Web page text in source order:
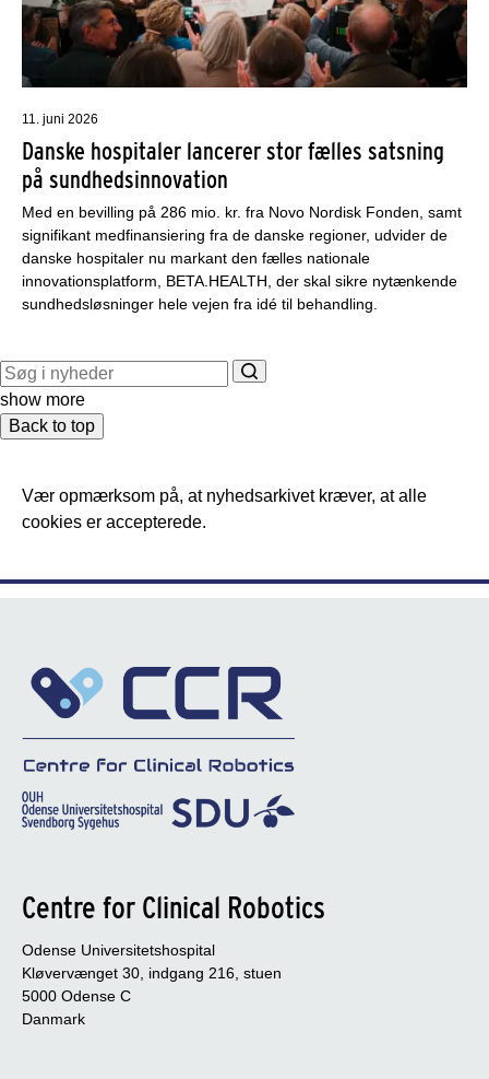
11. juni 2026
Danske hospitaler lancerer stor fælles satsning
på sundhedsinnovation
Med en bevilling på 286 mio. kr. fra Novo Nordisk Fonden, samt
signifikant medfinansiering fra de danske regioner, udvider de
danske hospitaler nu markant den fælles nationale
innovationsplatform, BETA.HEALTH, der skal sikre nytænkende
sundhedsløsninger hele vejen fra idé til behandling.
show more
Back to top
Vær opmærksom på, at nyhedsarkivet kræver, at alle
cookies er accepterede.
Centre for Clinical Robotics
Odense Universitetshospital
Kløvervænget 30, indgang 216, stuen
5000 Odense C
Danmark